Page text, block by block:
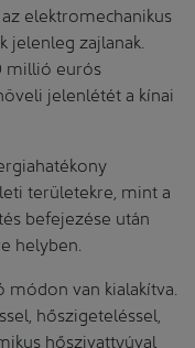
elektromechanikus
jelenleg zajlanak.
millió eurós
jelenlétét a kínai
területekre, mint a
befejezése után
helyben.
van kialakítva.
hőszigeteléssel,
hőszivattyúval